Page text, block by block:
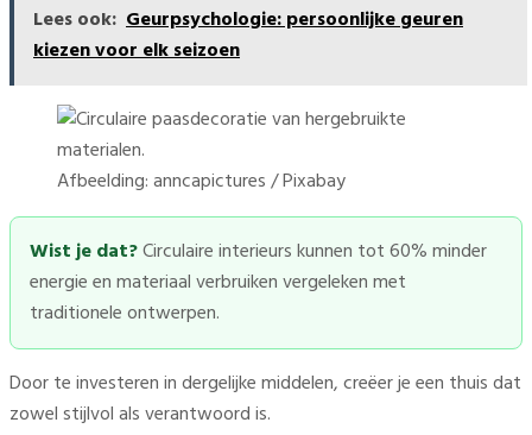
Lees ook: Geurpsychologie: persoonlijke geuren
kiezen voor elk seizoen
Afbeelding: anncapictures / Pixabay
Wist je dat?Circulaire interieurs kunnen tot 60% minder
energie en materiaal verbruiken vergeleken met
traditionele ontwerpen.
Door te investeren in dergelijke middelen, creëer je een thuis dat
zowel stijlvol als verantwoord is.